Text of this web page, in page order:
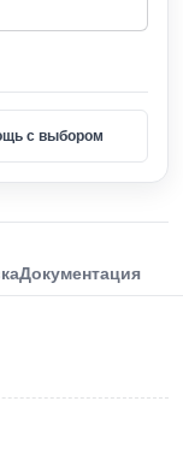
с выбором
Документация